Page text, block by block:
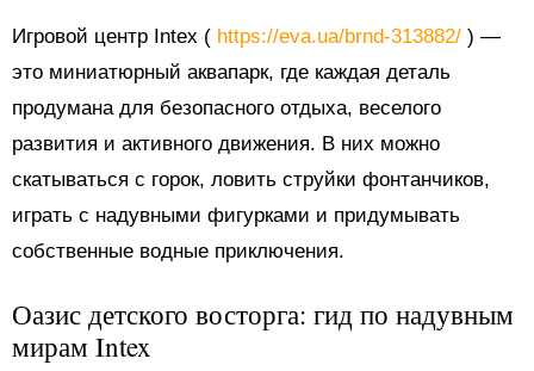
Игровой центр Intex ( https://eva.ua/brnd-313882/ ) —
это миниатюрный аквапарк, где каждая деталь
продумана для безопасного отдыха, веселого
развития и активного движения. В них можно
скатываться с горок, ловить струйки фонтанчиков,
играть с надувными фигурками и придумывать
собственные водные приключения.
Оазис детского восторга: гид по надувным
мирам Intex